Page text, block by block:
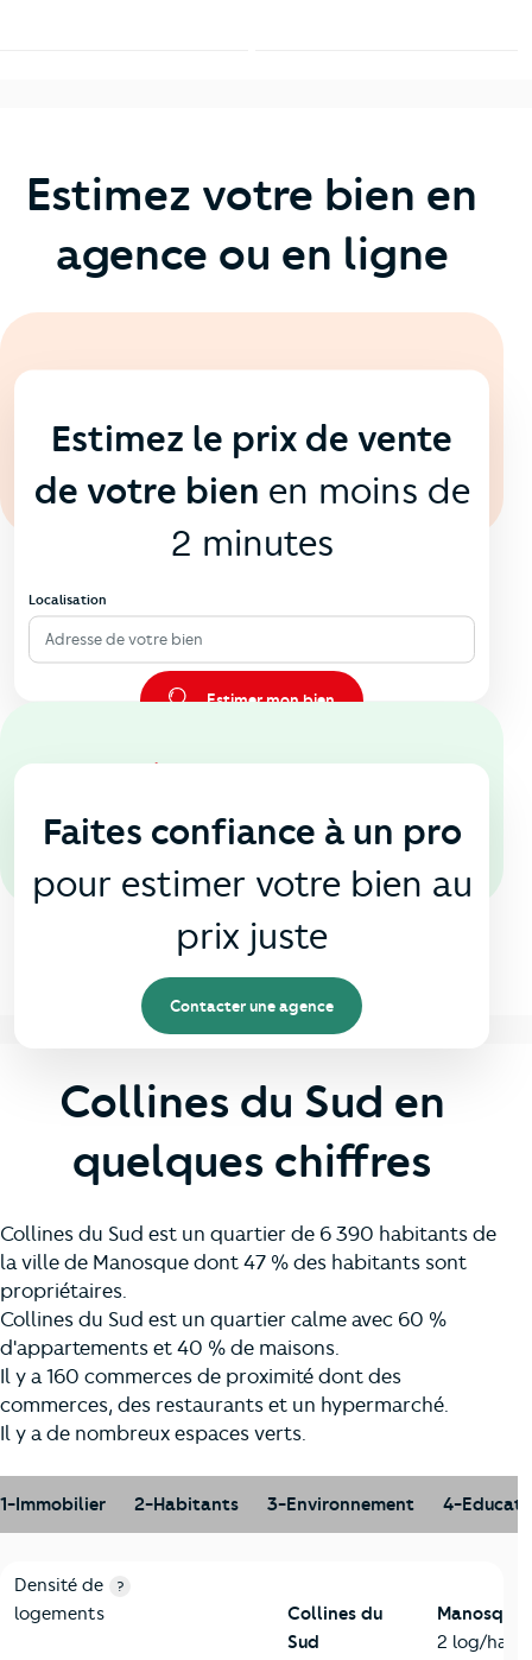
Estimez votre bien en
agence ou en ligne
Estimez le prix de vente
de votre bien en moins de
2 minutes
Localisation
Adresse de votre bien
Estimer mon bien
En agence
Faites confiance à un pro
pour estimer votre bien au
prix juste
Contacter une agence
Collines du Sud en
quelques chiffres
Collines du Sud est un quartier de 6 390 habitants de
la ville de Manosque dont 47 % des habitants sont
propriétaires.
Collines du Sud est un quartier calme avec 60 %
d'appartements et 40 % de maisons.
Il y a 160 commerces de proximité dont des
commerces, des restaurants et un hypermarché.
Il y a de nombreux espaces verts.
1-Immobilier 2-Habitants 3-Environnement 4-
1-Immobilier
Critères Collines du Sud
Densité de
logements
?
Collines du
Sud
Manosque
2 log/ha